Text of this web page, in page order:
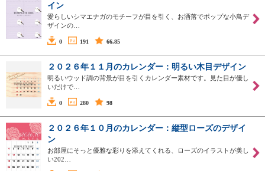
イン
愛らしいシマエナガのモチーフが目を引く、お洒落でポップな小鳥デ
ザインの…
0 191 66.85
２０２６年１１月のカレンダー：明るい木目デザイン
明るいウッド調の背景が目を引くカレンダー素材です。見た目が優し
いだけで…
0 280 98
２０２６年１０月のカレンダー：縦型ローズのデザイ
ン
お部屋にそっと優雅な彩りを添えてくれる、ローズのイラストが美し
い202…